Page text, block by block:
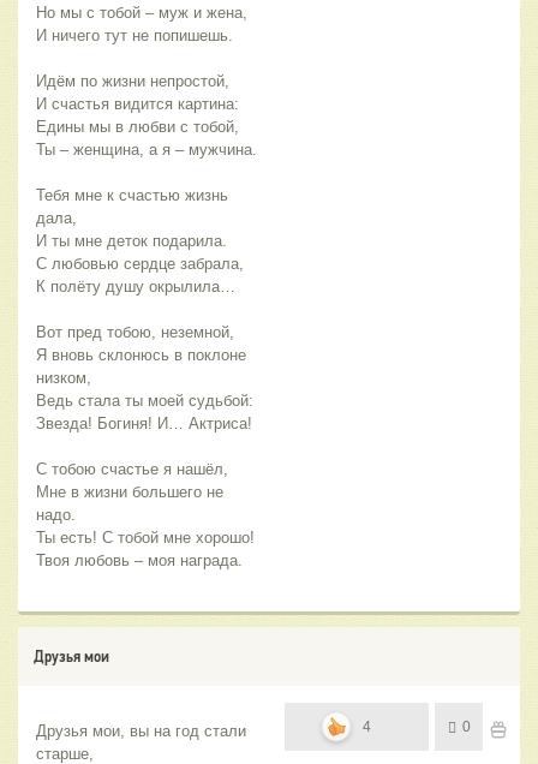
Но мы с тобой – муж и жена,
И ничего тут не попишешь.
Идём по жизни непростой,
И счастья видится картина:
Едины мы в любви с тобой,
Ты – женщина, а я – мужчина.
Тебя мне к счастью жизнь
дала,
И ты мне деток подарила.
С любовью сердце забрала,
К полёту душу окрылила…
Вот пред тобою, неземной,
Я вновь склонюсь в поклоне
низком,
Ведь стала ты моей судьбой:
Звезда! Богиня! И… Актриса!
С тобою счастье я нашёл,
Мне в жизни большего не
надо.
Ты есть! С тобой мне хорошо!
Твоя любовь – моя награда.
Друзья мои
Друзья мои, вы на год стали
старше,
4 0